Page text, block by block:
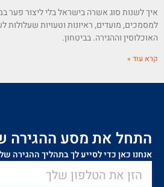
איך לשנות סוג אשרה בישראל בלי ליצור פער
למסמכים, מועדים, ראיונות וטעויות שעלולות
האוכלוסין וההגירה. בביטחון.
קרא עוד »
התחל את מסע ההגירה
אנחנו כאן כדי לסייע לך בתהליך ההגירה